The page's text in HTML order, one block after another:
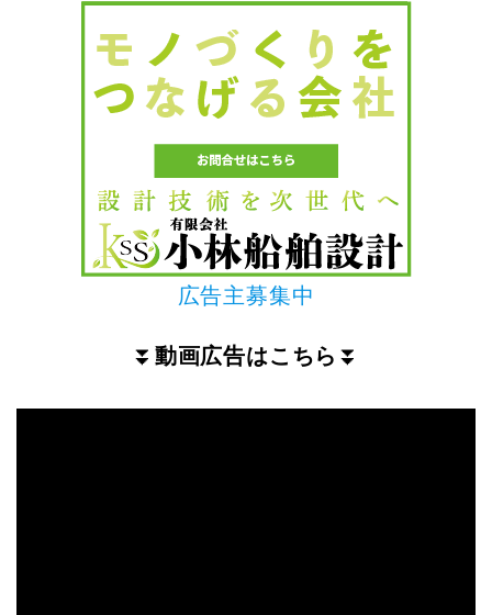
広告主募集中
⏬ 動画広告はこちら ⏬